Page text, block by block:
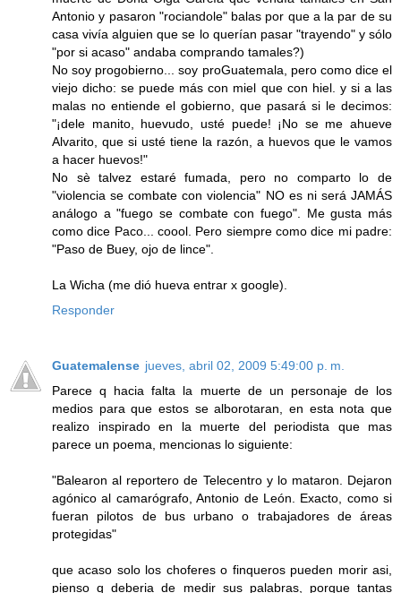
Antonio y pasaron "rociandole" balas por que a la par de su
casa vivía alguien que se lo querían pasar "trayendo" y sólo
"por si acaso" andaba comprando tamales?)
No soy progobierno... soy proGuatemala, pero como dice el
viejo dicho: se puede más con miel que con hiel. y si a las
malas no entiende el gobierno, que pasará si le decimos:
"¡dele manito, huevudo, usté puede! ¡No se me ahueve
Alvarito, que si usté tiene la razón, a huevos que le vamos
a hacer huevos!"
No sè talvez estaré fumada, pero no comparto lo de
"violencia se combate con violencia" NO es ni será JAMÁS
análogo a "fuego se combate con fuego". Me gusta más
como dice Paco... coool. Pero siempre como dice mi padre:
"Paso de Buey, ojo de lince".
La Wicha (me dió hueva entrar x google).
Responder
Guatemalense jueves, abril 02, 2009 5:49:00 p. m.
Parece q hacia falta la muerte de un personaje de los
medios para que estos se alborotaran, en esta nota que
realizo inspirado en la muerte del periodista que mas
parece un poema, mencionas lo siguiente:
"Balearon al reportero de Telecentro y lo mataron. Dejaron
agónico al camarógrafo, Antonio de León. Exacto, como si
fueran pilotos de bus urbano o trabajadores de áreas
protegidas"
que acaso solo los choferes o finqueros pueden morir asi,
pienso q deberia de medir sus palabras, porque tantas